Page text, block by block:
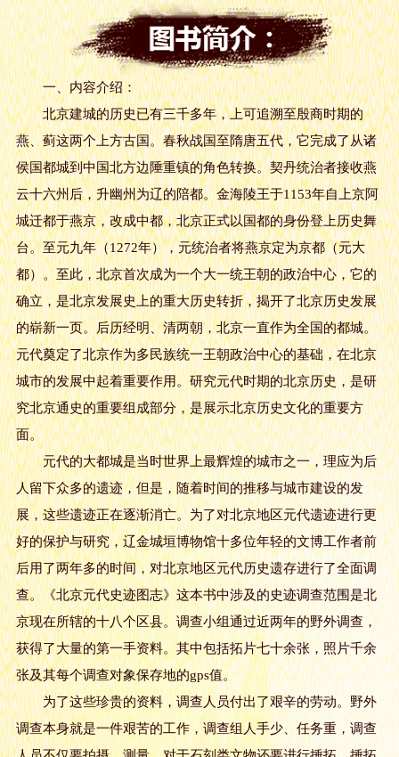
一、内容介绍：
北京建城的历史已有三千多年，上可追溯至殷商时期的
燕、蓟这两个上方古国。春秋战国至隋唐五代，它完成了从诸
侯国都城到中国北方边陲重镇的角色转换。契丹统治者接收燕
云十六州后，升幽州为辽的陪都。金海陵王于1153年自上京阿
城迁都于燕京，改成中都，北京正式以国都的身份登上历史舞
台。至元九年（1272年），元统治者将燕京定为京都（元大
都）。至此，北京首次成为一个大一统王朝的政治中心，它的
确立，是北京发展史上的重大历史转折，揭开了北京历史发展
的崭新一页。后历经明、清两朝，北京一直作为全国的都城。
元代奠定了北京作为多民族统一王朝政治中心的基础，在北京
城市的发展中起着重要作用。研究元代时期的北京历史，是研
究北京通史的重要组成部分，是展示北京历史文化的重要方
面。
元代的大都城是当时世界上最辉煌的城市之一，理应为后
人留下众多的遗迹，但是，随着时间的推移与城市建设的发
展，这些遗迹正在逐渐消亡。为了对北京地区元代遗迹进行更
好的保护与研究，辽金城垣博物馆十多位年轻的文博工作者前
后用了两年多的时间，对北京地区元代历史遗存进行了全面调
查。《北京元代史迹图志》这本书中涉及的史迹调查范围是北
京现在所辖的十八个区县。调查小组通过近两年的野外调查，
获得了大量的第一手资料。其中包括拓片七十余张，照片千余
张及其每个调查对象保存地的gps值。
为了这些珍贵的资料，调查人员付出了艰辛的劳动。野外
调查本身就是一件艰苦的工作，调查组人手少、任务重，调查